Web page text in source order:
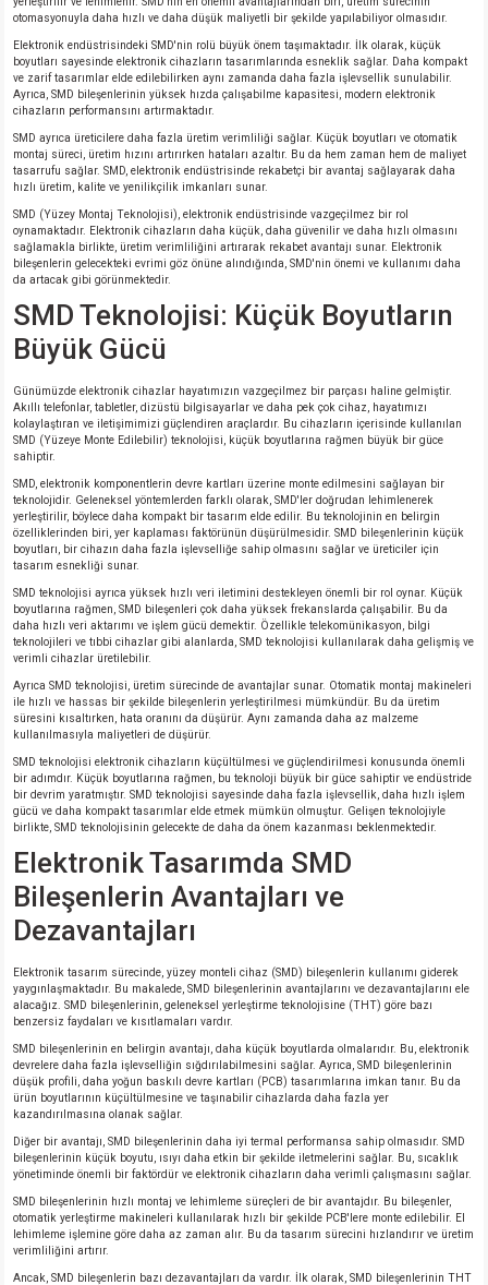
otomasyonuyla daha hızlı ve daha düşük maliyetli bir şekilde yapılabiliyor olmasıdır.
Elektronik endüstrisindeki SMD'nin rolü büyük önem taşımaktadır. İlk olarak, küçük
boyutları sayesinde elektronik cihazların tasarımlarında esneklik sağlar. Daha kompakt
ve zarif tasarımlar elde edilebilirken aynı zamanda daha fazla işlevsellik sunulabilir.
Ayrıca, SMD bileşenlerinin yüksek hızda çalışabilme kapasitesi, modern elektronik
cihazların performansını artırmaktadır.
SMD ayrıca üreticilere daha fazla üretim verimliliği sağlar. Küçük boyutları ve otomatik
montaj süreci, üretim hızını artırırken hataları azaltır. Bu da hem zaman hem de maliyet
tasarrufu sağlar. SMD, elektronik endüstrisinde rekabetçi bir avantaj sağlayarak daha
hızlı üretim, kalite ve yenilikçilik imkanları sunar.
SMD (Yüzey Montaj Teknolojisi), elektronik endüstrisinde vazgeçilmez bir rol
oynamaktadır. Elektronik cihazların daha küçük, daha güvenilir ve daha hızlı olmasını
sağlamakla birlikte, üretim verimliliğini artırarak rekabet avantajı sunar. Elektronik
bileşenlerin gelecekteki evrimi göz önüne alındığında, SMD'nin önemi ve kullanımı daha
da artacak gibi görünmektedir.
SMD Teknolojisi: Küçük Boyutların
Büyük Gücü
Günümüzde elektronik cihazlar hayatımızın vazgeçilmez bir parçası haline gelmiştir.
Akıllı telefonlar, tabletler, dizüstü bilgisayarlar ve daha pek çok cihaz, hayatımızı
kolaylaştıran ve iletişimimizi güçlendiren araçlardır. Bu cihazların içerisinde kullanılan
SMD (Yüzeye Monte Edilebilir) teknolojisi, küçük boyutlarına rağmen büyük bir güce
sahiptir.
SMD, elektronik komponentlerin devre kartları üzerine monte edilmesini sağlayan bir
teknolojidir. Geleneksel yöntemlerden farklı olarak, SMD'ler doğrudan lehimlenerek
yerleştirilir, böylece daha kompakt bir tasarım elde edilir. Bu teknolojinin en belirgin
özelliklerinden biri, yer kaplaması faktörünün düşürülmesidir. SMD bileşenlerinin küçük
boyutları, bir cihazın daha fazla işlevselliğe sahip olmasını sağlar ve üreticiler için
tasarım esnekliği sunar.
SMD teknolojisi ayrıca yüksek hızlı veri iletimini destekleyen önemli bir rol oynar. Küçük
boyutlarına rağmen, SMD bileşenleri çok daha yüksek frekanslarda çalışabilir. Bu da
daha hızlı veri aktarımı ve işlem gücü demektir. Özellikle telekomünikasyon, bilgi
teknolojileri ve tıbbi cihazlar gibi alanlarda, SMD teknolojisi kullanılarak daha gelişmiş ve
verimli cihazlar üretilebilir.
Ayrıca SMD teknolojisi, üretim sürecinde de avantajlar sunar. Otomatik montaj makineleri
ile hızlı ve hassas bir şekilde bileşenlerin yerleştirilmesi mümkündür. Bu da üretim
süresini kısaltırken, hata oranını da düşürür. Aynı zamanda daha az malzeme
kullanılmasıyla maliyetleri de düşürür.
SMD teknolojisi elektronik cihazların küçültülmesi ve güçlendirilmesi konusunda önemli
bir adımdır. Küçük boyutlarına rağmen, bu teknoloji büyük bir güce sahiptir ve endüstride
bir devrim yaratmıştır. SMD teknolojisi sayesinde daha fazla işlevsellik, daha hızlı işlem
gücü ve daha kompakt tasarımlar elde etmek mümkün olmuştur. Gelişen teknolojiyle
birlikte, SMD teknolojisinin gelecekte de daha da önem kazanması beklenmektedir.
Elektronik Tasarımda SMD
Bileşenlerin Avantajları ve
Dezavantajları
Elektronik tasarım sürecinde, yüzey monteli cihaz (SMD) bileşenlerin kullanımı giderek
yaygınlaşmaktadır. Bu makalede, SMD bileşenlerinin avantajlarını ve dezavantajlarını ele
alacağız. SMD bileşenlerinin, geleneksel yerleştirme teknolojisine (THT) göre bazı
benzersiz faydaları ve kısıtlamaları vardır.
SMD bileşenlerinin en belirgin avantajı, daha küçük boyutlarda olmalarıdır. Bu, elektronik
devrelere daha fazla işlevselliğin sığdırılabilmesini sağlar. Ayrıca, SMD bileşenlerinin
düşük profili, daha yoğun baskılı devre kartları (PCB) tasarımlarına imkan tanır. Bu da
ürün boyutlarının küçültülmesine ve taşınabilir cihazlarda daha fazla yer
kazandırılmasına olanak sağlar.
Diğer bir avantajı, SMD bileşenlerinin daha iyi termal performansa sahip olmasıdır. SMD
bileşenlerinin küçük boyutu, ısıyı daha etkin bir şekilde iletmelerini sağlar. Bu, sıcaklık
yönetiminde önemli bir faktördür ve elektronik cihazların daha verimli çalışmasını sağlar.
SMD bileşenlerinin hızlı montaj ve lehimleme süreçleri de bir avantajdır. Bu bileşenler,
otomatik yerleştirme makineleri kullanılarak hızlı bir şekilde PCB'lere monte edilebilir. El
lehimleme işlemine göre daha az zaman alır. Bu da tasarım sürecini hızlandırır ve üretim
verimliliğini artırır.
Ancak, SMD bileşenlerin bazı dezavantajları da vardır. İlk olarak, SMD bileşenlerinin THT